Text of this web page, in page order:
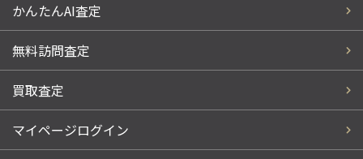
かんたんAI査定
無料訪問査定
買取査定
マイページログイン